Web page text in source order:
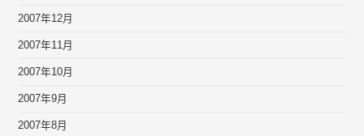
2007年12月
2007年11月
2007年10月
2007年9月
2007年8月